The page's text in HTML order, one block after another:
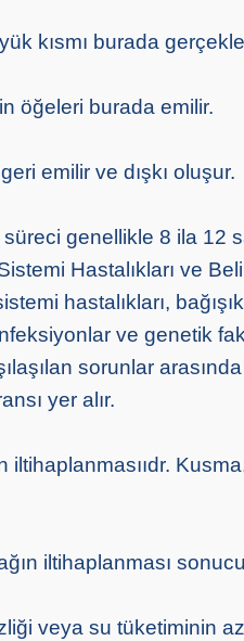
kısmı burada
öğeleri burada emilir.
emilir ve dışkı oluşur.
genellikle 8 ila 12
Hastalıkları ve
hastalıkları,
ve genetik
sorunlar
yer alır.
iltihaplanmasııdr.
iltihaplanması
veya su tüketiminin